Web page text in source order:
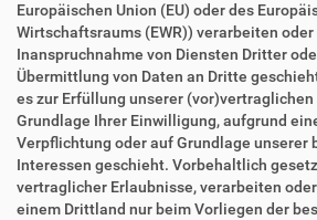
Europäischen Union (EU) oder des
Wirtschaftsraums (EWR)) verarbeiten
Inanspruchnahme von Diensten Dritter
Übermittlung von Daten an Dritte
es zur Erfüllung unserer
Grundlage Ihrer Einwilligung, aufgrund
Verpflichtung oder auf Grundlage unserer
Interessen geschieht. Vorbehaltlich
vertraglicher Erlaubnisse, verarbeiten
einem Drittland nur beim Vorliegen der